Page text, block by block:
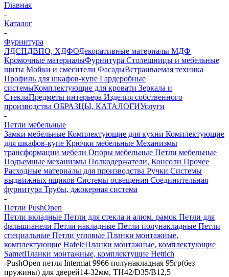
Главная
-
Каталог
-
Фурнитура
ЛДСПДВПО, ХДФОДекоративные материалы МДФ
Кромочные материалыФурнитура Столешницы и мебельные
щиты Мойки и смесители ФасадыВстраиваемая техника
Профиль для шкафов-купе Гардеробные
системыКомплектующие для кровати Зеркала и
СтеклаПредметы интерьера Изделия собственного
производства ОБРАЗЦЫ, КАТАЛОГИУслуги
-
Петли мебельные
Замки мебельные Комплектующие для кухни Комплектующие
для шкафов-купе Крючки мебельные Механизмы
трансформации мебели Опоры мебельные Петли мебельные
Подъемные механизмы Полкодержатели, Консоли Прочее
Расходные материалы для производства Ручки Системы
выдвижных ящиков Системы освещения Соединительная
фурнитура Трубы, джокерная система
-
Петли PushOpen
Петли вкладные Петли для стекла и алюм. рамок Петли для
фальшпанели Петли накладные Петли полунакладные Петли
специальные Петли угловые Планки монтажные,
комплектующие HafeleПланки монтажные, комплектующие
SametПланки монтажные, комплектущие Hettich
-PushOpen петля Intermat 9966 полунакладная 95гр(без
пружины) для дверей14-32мм, TH42/D35/B12,5